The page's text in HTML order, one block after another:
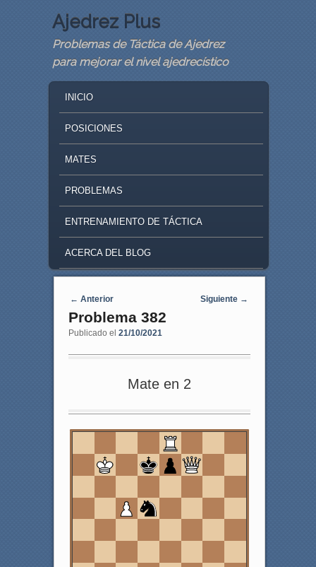
Ajedrez Plus
Problemas de Táctica de Ajedrez
para mejorar el nivel ajedrecístico
SKIP TO PRIMARY CONTENT
SKIP TO SECONDARY CONTENT
INICIO
POSICIONES
MATES
PROBLEMAS
ENTRENAMIENTO DE TÁCTICA
ACERCA DEL BLOG
Navegaci�n de entradas
← Anterior Siguiente →
Problema 382
Publicado el 21/10/2021
Mate en 2